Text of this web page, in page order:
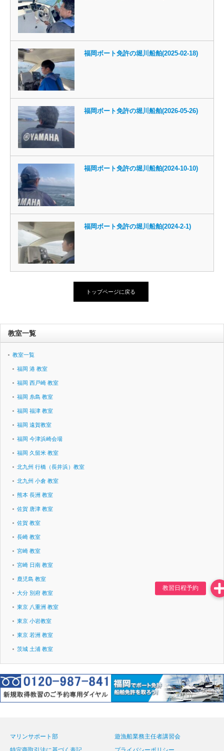
福岡ボート免許の堀川船舶(2025-02-18)
福岡ボート免許の堀川船舶(2026-05-26)
福岡ボート免許の堀川船舶(2024-10-10)
福岡ボート免許の堀川船舶(2024-2-1)
トップページに戻る
教室一覧
教室一覧
福岡 港 教室
福岡 西戸崎 教室
福岡 糸島 教室
福岡 福津 教室
福岡 遠賀教室
福岡 今津浜崎会場
福岡 久留米 教室
北九州 行橋（長井浜）教室
北九州 小倉 教室
熊本 長洲 教室
佐賀 唐津 教室
佐賀 教室
長崎 教室
宮崎 教室
宮崎 日南 教室
鹿児島 教室
大分 別府 教室
東京 八重洲 教室
東京 小岩教室
東京 若洲 教室
茨城 土浦 教室
マリンサポート部
遊漁船業務主任者講習会